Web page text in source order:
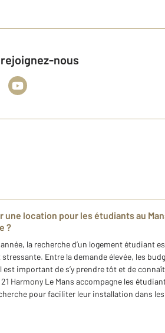
rejoignez-nous
une location pour les étudiants au
?
la recherche d’un logement étudiant
Entre la demande élevée, les
est important de s’y prendre tôt et de
Harmony Le Mans accompagne les
pour faciliter leur installation dans